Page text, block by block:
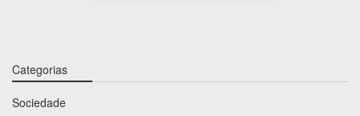
Categorias
Sociedade